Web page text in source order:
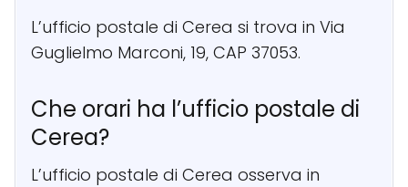
L’ufficio postale di Cerea si trova in Via
Guglielmo Marconi, 19, CAP 37053.
Che orari ha l’ufficio postale di
Cerea?
L’ufficio postale di Cerea osserva in